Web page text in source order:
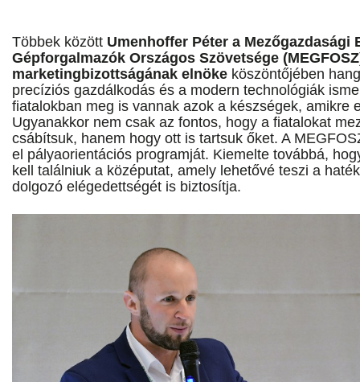
Többek között Umenhoffer Péter a Mezőgazdasági
Gépforgalmazók Országos Szövetsége
marketingbizottságának elnöke köszöntőjében
precíziós gazdálkodás és a modern technológiák
fiatalokban meg is vannak azok a készségek, amikre
Ugyanakkor nem csak az fontos, hogy a fiatalokat
csábítsuk, hanem hogy ott is tartsuk őket. A
el pályaorientációs programját. Kiemelte továbbá,
kell találniuk a középutat, amely lehetővé teszi a
dolgozó elégedettségét is biztosítja.